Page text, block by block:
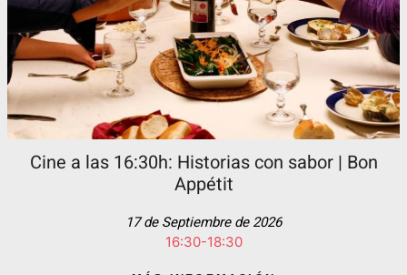
Cine a las 16:30h: Historias con sabor | Bon
Appétit
17 de Septiembre de 2026
16:30-18:30